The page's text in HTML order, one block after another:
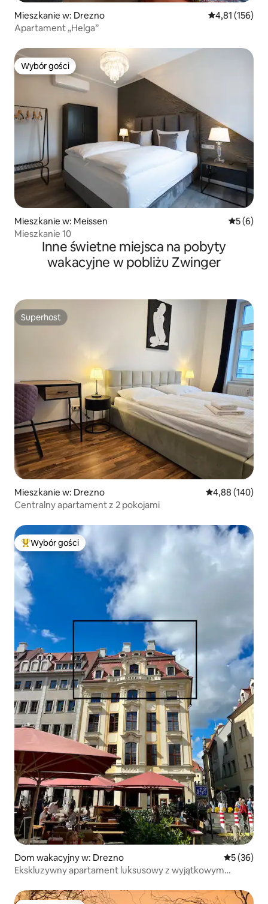
Mieszkanie w: Drezno Średnia
4,81 (156)
Apartament „Helga”
Wybór gości
Wybór gości
Mieszkanie w: Meissen Średnia
5 (6)
Mieszkanie 10
Inne świetne miejsca na pobyty
wakacyjne w pobliżu Zwinger
Superhost
Superhost
Mieszkanie w: Drezno Średnia
4,88 (140)
Centralny apartament z 2 pokojami
Najpopularniejsze z kategorii Wybór gości
Wybór gości
Dom wakacyjny w: Drezno Średnia
5 (36)
Ekskluzywny apartament luksusowy z wyjątkowym